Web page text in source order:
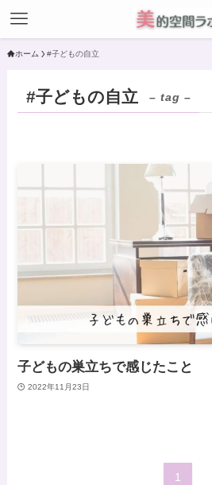
ホーム #子どもの自立
#子どもの自立 – tag –
子どもの巣立ちで感じたこと
2022年11月23日
1